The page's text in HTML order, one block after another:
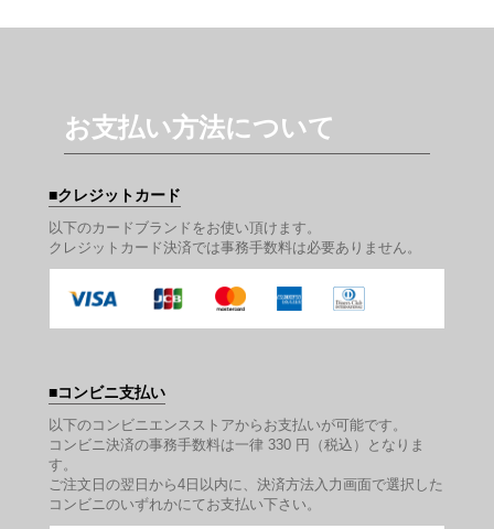
お支払い方法について
クレジットカード
以下のカードブランドをお使い頂けます。
クレジットカード決済では事務手数料は必要ありません。
コンビニ支払い
以下のコンビニエンスストアからお支払いが可能です。
コンビニ決済の事務手数料は一律 330 円（税込）となりま
す。
ご注文日の翌日から4日以内に、決済方法入力画面で選択した
コンビニのいずれかにてお支払い下さい。